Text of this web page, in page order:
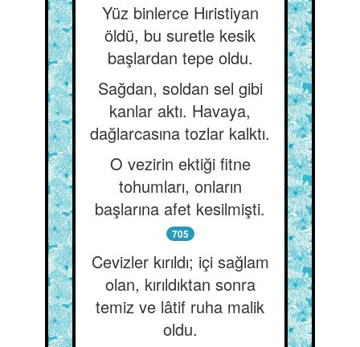
Yüz binlerce Hıristiyan
öldü, bu suretle kesik
başlardan tepe oldu.
Sağdan, soldan sel gibi
kanlar aktı. Havaya,
dağlarcasına tozlar kalktı.
O vezirin ektiği fitne
tohumları, onların
başlarına afet kesilmişti.
705
Cevizler kırıldı; içi sağlam
olan, kırıldıktan sonra
temiz ve lâtif ruha malik
oldu.